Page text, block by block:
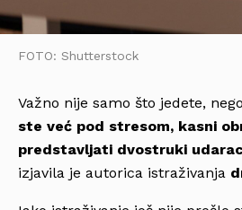
FOTO: Shutterstock
Važno nije samo što jedete,
ste već pod stresom, kasni
predstavljati dvostruki
izjavila je autorica istraživanja